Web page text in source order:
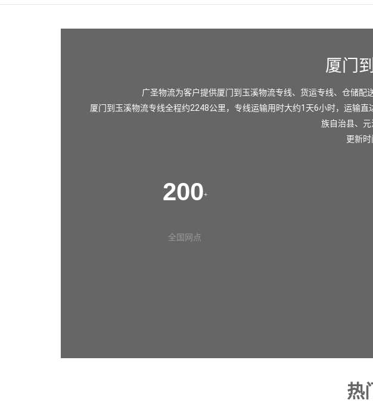
厦门
广圣物流为客户提供厦门到玉溪物流专线、货运专线、仓储配
厦门到玉溪物流专线全程约2248公里，专线运输用时大约1天6小时，运输直
族自治县、 元
更新
200+
全国网点
热